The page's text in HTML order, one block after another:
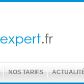
NOS TARIFS